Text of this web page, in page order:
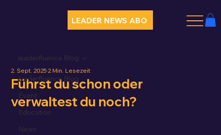
LEADER NEWS ABO
leaderfluence Blog
Event
Education
News
leaderfluence Blog
Führst du schon oder
verwaltest du noch?
2. Sept. 20252 Min. Lesezeit